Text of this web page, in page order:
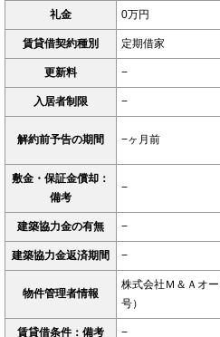
礼金 0万円
賃貸借契約種別 定期借家
更新料 −
入居者制限 −
解約前予告の期間 −ヶ月前
敷金・保証金償却：
備考
−
建築協力金の有無 −
建築協力金返済期間 −
物件管理者情報
株式会社Ｍ＆Ａオ
号）
賃貸借条件：備考 −